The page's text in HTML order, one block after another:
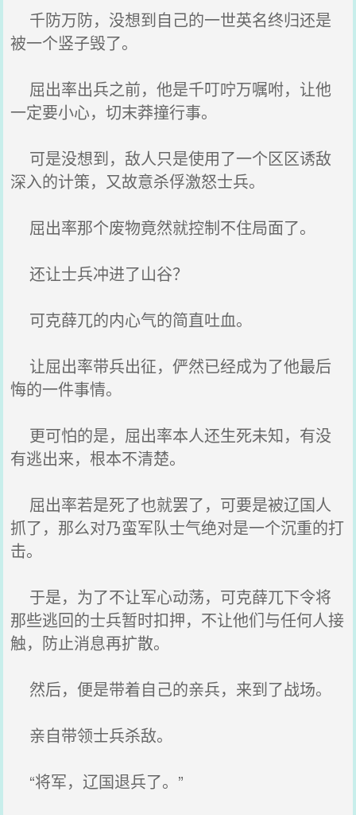
千防万防，没想到自己的一世英名终归还是
被一个竖子毁了。
屈出率出兵之前，他是千叮咛万嘱咐，让他
一定要小心，切末莽撞行事。
可是没想到，敌人只是使用了一个区区诱敌
深入的计策，又故意杀俘激怒士兵。
屈出率那个废物竟然就控制不住局面了。
还让士兵冲进了山谷？
可克薛兀的内心气的简直吐血。
让屈出率带兵出征，俨然已经成为了他最后
悔的一件事情。
更可怕的是，屈出率本人还生死未知，有没
有逃出来，根本不清楚。
屈出率若是死了也就罢了，可要是被辽国人
抓了，那么对乃蛮军队士气绝对是一个沉重的打
击。
于是，为了不让军心动荡，可克薛兀下令将
那些逃回的士兵暂时扣押，不让他们与任何人接
触，防止消息再扩散。
然后，便是带着自己的亲兵，来到了战场。
亲自带领士兵杀敌。
“将军，辽国退兵了。”